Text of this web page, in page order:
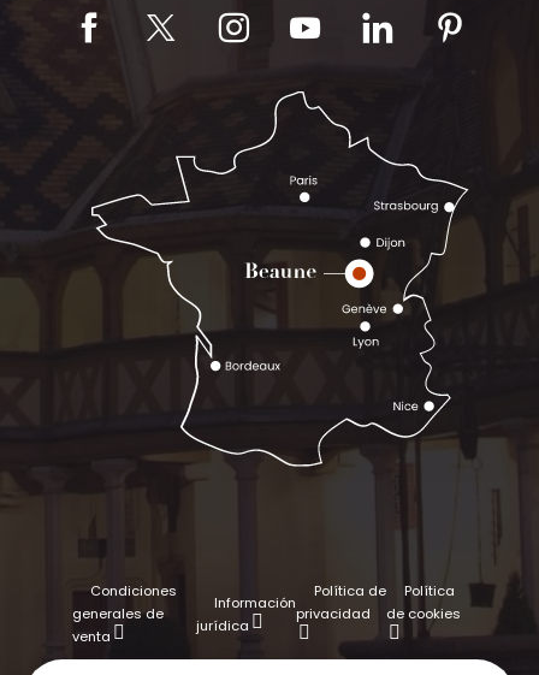
Condiciones
generales de
venta
Información
jurídica
Política de
privacidad
Política
de cookies